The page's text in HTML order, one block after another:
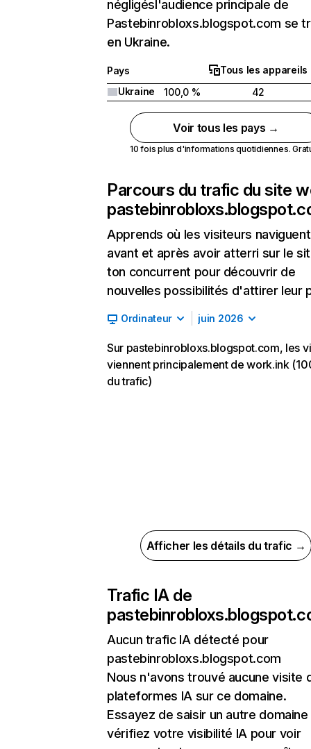
négligésl'audience principale de
Pastebinrobloxs.blogspot.com se
en Ukraine.
Pays
Tous les appareils
Ukraine
100,0 % 42
Voir tous les pays →
10 fois plus d'informations quotidiennes.
Parcours du trafic du site
Apprends où les visiteurs naviguent
avant et après avoir atterri sur le
ton concurrent pour découvrir de
nouvelles possibilités d'attirer leur
Ordinateur juin 2026
Sur pastebinrobloxs.blogspot.com, les
viennent principalement de work.ink
du trafic)
Afficher les détails du trafic →
Trafic IA de
Aucun trafic IA détecté pour
pastebinrobloxs.blogspot.com
Nous n'avons trouvé aucune visite
plateformes IA sur ce domaine.
Essayez de saisir un autre domaine
vérifiez votre visibilité IA pour voir